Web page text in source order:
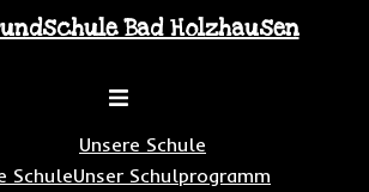
Bad Holzhausen
Toggle
Unsere Schule
SchuleUnser Schulprogramm